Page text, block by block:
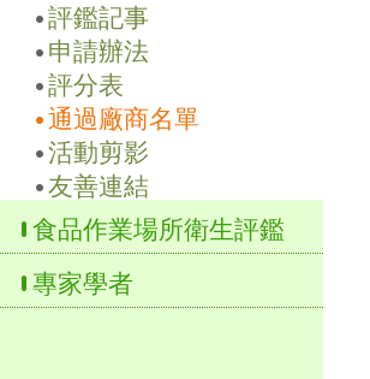
評鑑記事
申請辦法
評分表
通過廠商名單
活動剪影
友善連結
食品作業場所衛生評鑑
專家學者